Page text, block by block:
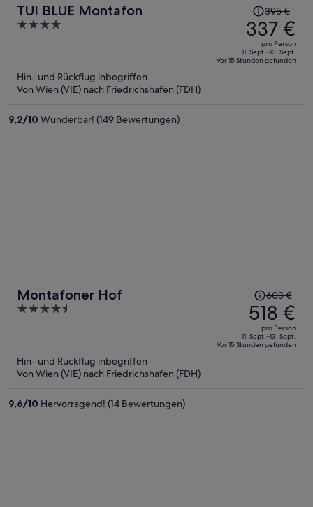
TUI BLUE Montafon
4
Der
Preis
betrug
395 €,
jetzt
395 €
337 €
pro Person
11. Sept.–13. Sept.
Vor 15 Stunden gefunden
Hin- und Rückflug inbegriffen
Von Wien (VIE) nach Friedrichshafen (FDH)
9,2/10 Wunderbar! (149 Bewertungen)
Montafoner Hof
4.5
Der
Preis
betrug
603 €,
jetzt
603 €
518 €
pro Person
11. Sept.–13. Sept.
Vor 15 Stunden gefunden
Hin- und Rückflug inbegriffen
Von Wien (VIE) nach Friedrichshafen (FDH)
9,6/10 Hervorragend! (14 Bewertungen)